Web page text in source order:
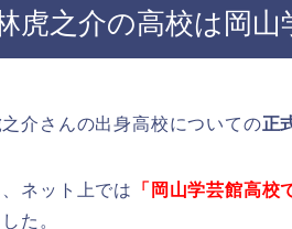
虎之介の高校は岡山
介さんの出身高校についての正
、ネット上では 「岡山学芸館高校
た。